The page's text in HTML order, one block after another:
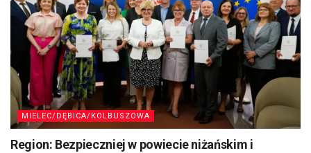
MIELEC/DĘBICA/KOLBUSZOWA
Region: Bezpieczniej w powiecie niżańskim i